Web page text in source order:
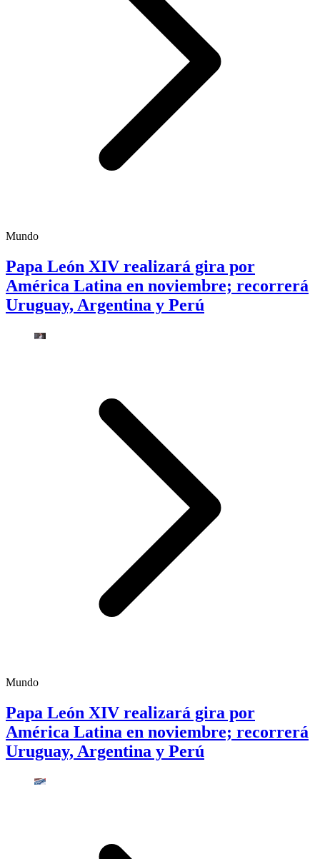
Mundo
Papa León XIV realizará gira por
América Latina en noviembre; recorrerá
Uruguay, Argentina y Perú
Mundo
Papa León XIV realizará gira por
América Latina en noviembre; recorrerá
Uruguay, Argentina y Perú